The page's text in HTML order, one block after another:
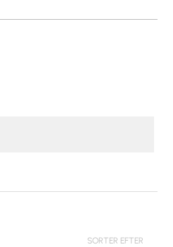
SORTER EFTER